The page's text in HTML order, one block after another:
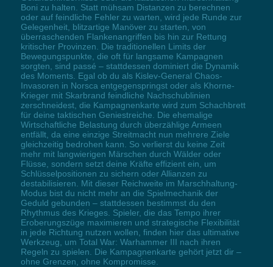
Boni zu halten. Statt mühsam Distanzen zu berechnen
oder auf feindliche Fehler zu warten, wird jede Runde zur
Gelegenheit, blitzartige Manöver zu starten, von
überraschenden Flankenangriffen bis hin zur Rettung
kritischer Provinzen. Die traditionellen Limits der
Bewegungspunkte, die oft für langsame Kampagnen
sorgten, sind passé – stattdessen dominiert die Dynamik
des Moments. Egal ob du als Kislev-General Chaos-
Invasoren in Norsca entgegenspringst oder als Khorne-
Krieger mit Skarbrand feindliche Nachschublinien
zerschneidest, die Kampagnenkarte wird zum Schachbrett
für deine taktischen Geniestreiche. Die ehemalige
Wirtschaftliche Belastung durch überzählige Armeen
entfällt, da eine einzige Streitmacht nun mehrere Ziele
gleichzeitig bedrohen kann. So verlierst du keine Zeit
mehr mit langwierigen Märschen durch Wälder oder
Flüsse, sondern setzt deine Kräfte effizient ein, um
Schlüsselpositionen zu sichern oder Allianzen zu
destabilisieren. Mit dieser Reichweite im Marschhaltung-
Modus bist du nicht mehr an die Spielmechanik der
Geduld gebunden – stattdessen bestimmst du den
Rhythmus des Krieges. Spieler, die das Tempo ihrer
Eroberungszüge maximieren und strategische Flexibilität
in jede Richtung nutzen wollen, finden hier das ultimative
Werkzeug, um Total War: Warhammer III nach ihren
Regeln zu spielen. Die Kampagnenkarte gehört jetzt dir –
ohne Grenzen, ohne Kompromisse.